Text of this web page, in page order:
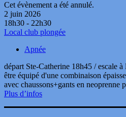
Cet évènement a été annulé.
2 juin 2026
18h30 - 22h30
Local club plongée
Apnée
départ Ste-Catherine 18h45 / escale
être équipé d'une combinaison
avec chaussons+gants en neoprenne
Plus d’infos